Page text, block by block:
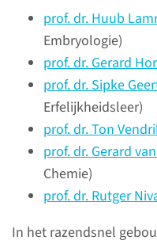
prof. dr. Huub
Embryologie)
prof. dr. Gerard
prof. dr. Sipke
Erfelijkheidsleer)
prof. dr. Ton
prof. dr. Gerard
Chemie)
prof. dr. Rutger
In het razendsnel
Universiteit
start de
jaar later
Radboud
lees